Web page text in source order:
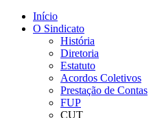
Início
O Sindicato
História
Diretoria
Estatuto
Acordos Coletivos
Prestação de Contas
FUP
CUT